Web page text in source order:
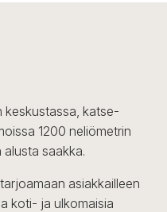
keskustassa, katse-
1200 neliömetrin
saakka.
asiakkailleen
koti- ja ulkomaisia